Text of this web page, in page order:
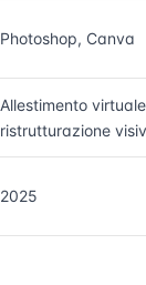
Photoshop, Canva
Allestimento
ristrutturazione
2025